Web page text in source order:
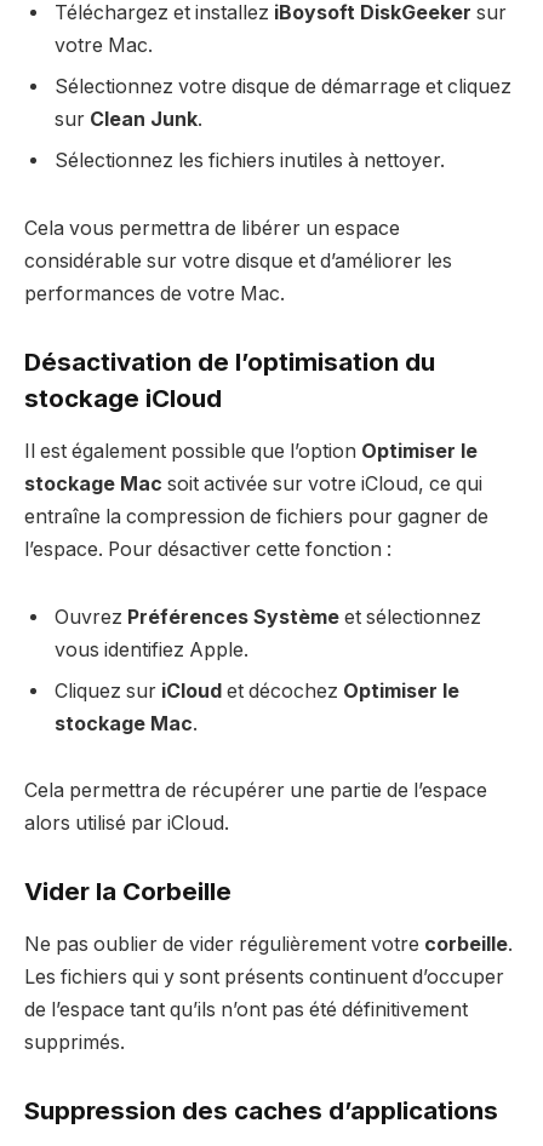
Téléchargez et installez iBoysoft DiskGeeker sur
votre Mac.
Sélectionnez votre disque de démarrage et cliquez
sur Clean Junk.
Sélectionnez les fichiers inutiles à nettoyer.
Cela vous permettra de libérer un espace
considérable sur votre disque et d’améliorer les
performances de votre Mac.
Désactivation de l’optimisation du
stockage iCloud
Il est également possible que l’option Optimiser le
stockage Mac soit activée sur votre iCloud, ce qui
entraîne la compression de fichiers pour gagner de
l’espace. Pour désactiver cette fonction :
Ouvrez Préférences Système et sélectionnez
vous identifiez Apple.
Cliquez sur iCloud et décochez Optimiser le
stockage Mac.
Cela permettra de récupérer une partie de l’espace
alors utilisé par iCloud.
Vider la Corbeille
Ne pas oublier de vider régulièrement votre corbeille.
Les fichiers qui y sont présents continuent d’occuper
de l’espace tant qu’ils n’ont pas été définitivement
supprimés.
Suppression des caches d’applications